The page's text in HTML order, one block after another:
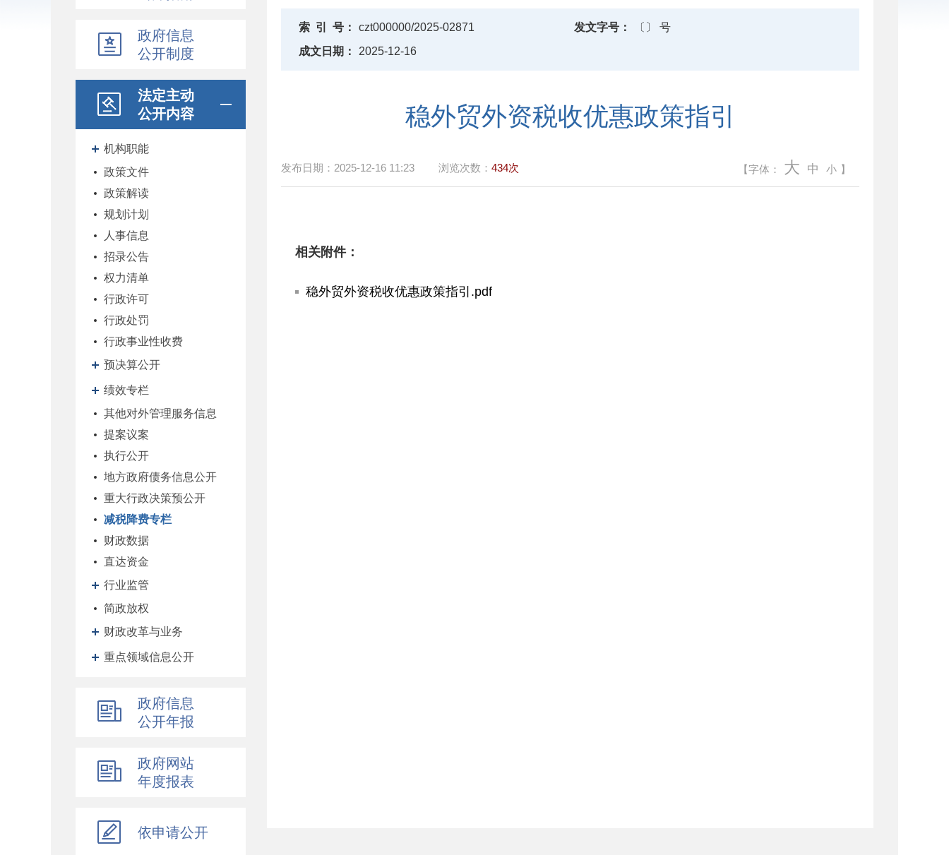
政府信息
公开制度
法定主动
公开内容
机构职能
政策文件
政策解读
规划计划
人事信息
招录公告
权力清单
行政许可
行政处罚
行政事业性收费
预决算公开
绩效专栏
其他对外管理服务信息
提案议案
执行公开
地方政府债务信息公开
重大行政决策预公开
减税降费专栏
财政数据
直达资金
行业监管
简政放权
财政改革与业务
重点领域信息公开
政府信息
公开年报
政府网站
年度报表
依申请公开
索 引 号： czt000000/2025-02871 发文字号：
〔〕 号
成文日期：
2025-12-16
稳外贸外资税收优惠政策指引
发布日期： 2025-12-16 11:23 浏览次数：434次 【字体： 大 中 小 】
相关附件：
稳外贸外资税收优惠政策指引.pdf